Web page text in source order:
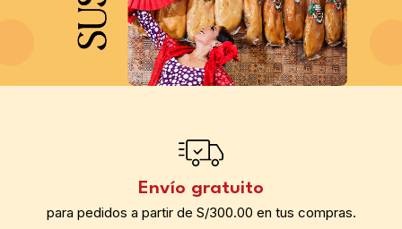
Envío gratuito
para pedidos a partir de S/300.00 en tus compras.